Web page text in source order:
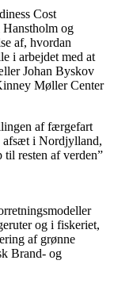
Cost
og
af, hvordan
i arbejdet med at
Johan Byskov
Møller Center
af færgefart
afsæt i Nordjylland,
til resten af verden”
og i fiskeriet,
af grønne
Brand- og